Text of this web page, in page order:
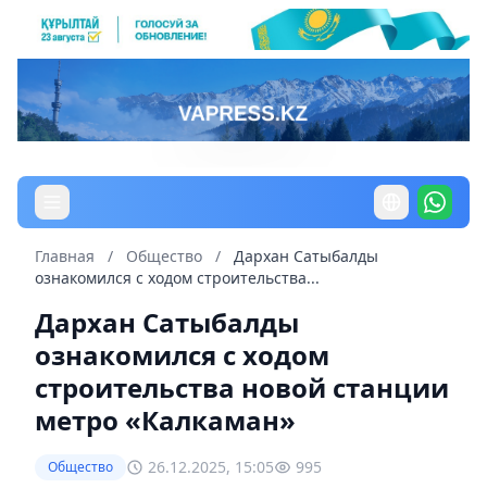
Главная / Общество /
Дархан Сатыбалды
ознакомился с ходом строительства...
Дархан Сатыбалды
ознакомился с ходом
строительства новой станции
метро «Калкаман»
Общество 26.12.2025, 15:05 995